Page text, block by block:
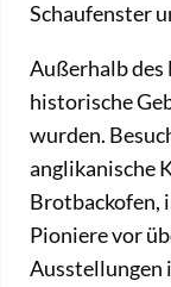
Schaufenster
Außerhalb des
historische
wurden.
anglikanische
Brotbackofen,
Pioniere vor
Ausstellungen